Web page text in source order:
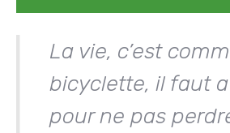
La vie, c’est
bicyclette, il faut
pour ne pas